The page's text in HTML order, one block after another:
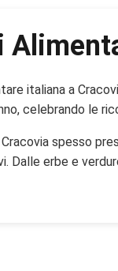
italiana a
celebrando le
spesso
Dalle erbe e